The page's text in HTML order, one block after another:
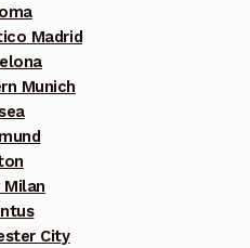
Madrid
Munich
City